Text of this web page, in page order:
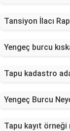
Tansiyon İlacı
Yengeç burcu
Tapu kadastro
Yengeç Burcu
Tapu kayıt örneği